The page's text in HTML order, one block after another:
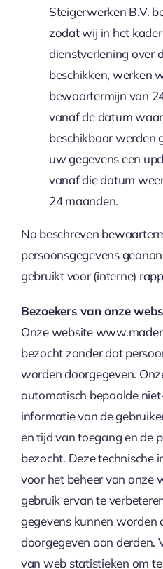
Steigerwerken B.V.
zodat wij in het
dienstverlening over
beschikken, werken
bewaartermijn van
vanaf de datum
beschikbaar werden
uw gegevens een
vanaf die datum
24 maanden.
Na beschreven
persoonsgegevens
gebruikt voor (interne)
Bezoekers van onze
Onze website
bezocht zonder dat
worden doorgegeven.
automatisch bepaalde
informatie van de
en tijd van toegang en de
bezocht. Deze
voor het beheer van onze
gebruik ervan te
gegevens kunnen worden
doorgegeven aan derden.
van web statistieken om